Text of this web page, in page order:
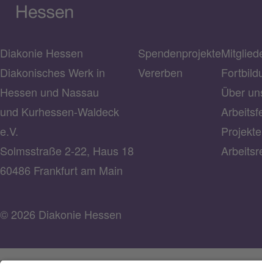
Diakonie Hessen
Diakonisches Werk in
Hessen und Nassau
und Kurhessen-Waldeck
e.V.
Solmsstraße 2-22, Haus 18
60486 Frankfurt am Main
Spendenprojekte
Vererben
Über
Projekte
© 2026 Diakonie Hessen